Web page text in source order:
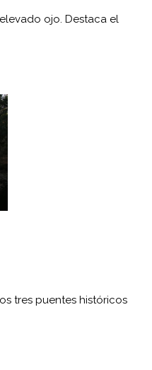
ojo. Destaca el
tres puentes históricos